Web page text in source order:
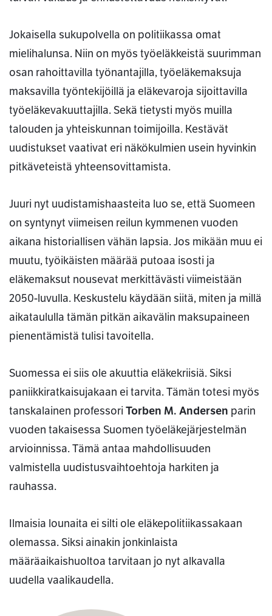
Jokaisella sukupolvella on politiikassa omat
mielihalunsa. Niin on myös työeläkkeistä suurimman
osan rahoittavilla työnantajilla, työeläkemaksuja
maksavilla työntekijöillä ja eläkevaroja sijoittavilla
työeläkevakuuttajilla. Sekä tietysti myös muilla
talouden ja yhteiskunnan toimijoilla. Kestävät
uudistukset vaativat eri näkökulmien usein hyvinkin
pitkäveteistä yhteensovittamista.
Juuri nyt uudistamishaasteita luo se, että Suomeen
on syntynyt viimeisen reilun kymmenen vuoden
aikana historiallisen vähän lapsia. Jos mikään muu ei
muutu, työikäisten määrää putoaa isosti ja
eläkemaksut nousevat merkittävästi viimeistään
2050-luvulla. Keskustelu käydään siitä, miten ja millä
aikataululla tämän pitkän aikavälin maksupaineen
pienentämistä tulisi tavoitella.
Suomessa ei siis ole akuuttia eläkekriisiä. Siksi
paniikkiratkaisujakaan ei tarvita. Tämän totesi myös
tanskalainen professoriTorben M. Andersen parin
vuoden takaisessa Suomen työeläkejärjestelmän
arvioinnissa. Tämä antaa mahdollisuuden
valmistella uudistusvaihtoehtoja harkiten ja
rauhassa.
Ilmaisia lounaita ei silti ole eläkepolitiikassakaan
olemassa. Siksi ainakin jonkinlaista
määräaikaishuoltoa tarvitaan jo nyt alkavalla
uudella vaalikaudella.